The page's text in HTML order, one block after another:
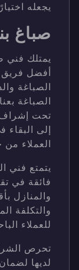
يجعله
صباغ
يمتلك فني
أفضل فريق
الصباغة
الصباغة
تحت
إلى
العملاء من
يتمتع فني
فائقة في
والمنازل
والتكلفة
للعملاء
تحرص
لديها